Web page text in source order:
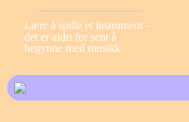
Lære å spille et instrument –
det er aldri for sent å
begynne med musikk